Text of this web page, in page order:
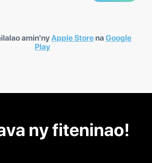
amin'nyApple Storena Google
Play
ny fiteninao!